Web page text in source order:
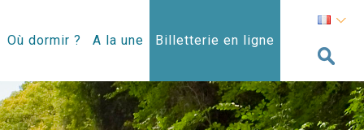
Où dormir ? A la une Billetterie en ligne